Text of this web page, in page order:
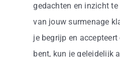
gedachten en inzicht
van jouw surmenage
je begrijp en
bent, kun je geleidelijk